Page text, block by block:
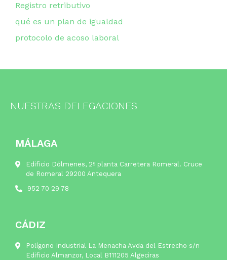
Registro retributivo
qué es un plan de igualdad
protocolo de acoso laboral
NUESTRAS DELEGACIONES
MÁLAGA
Edificio Dólmenes, 2ª planta Carretera Romeral. Cruce
de Romeral 29200 Antequera
952 70 29 78
CÁDIZ
Polígono Industrial La Menacha Avda del Estrecho s/n
Edificio Almanzor, Local B111205 Algeciras